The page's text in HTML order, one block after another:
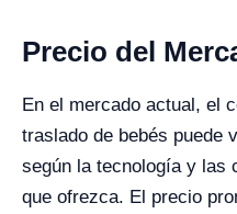
Precio del
En el mercado actual, el
traslado de bebés puede
según la tecnología y las
que ofrezca. El precio